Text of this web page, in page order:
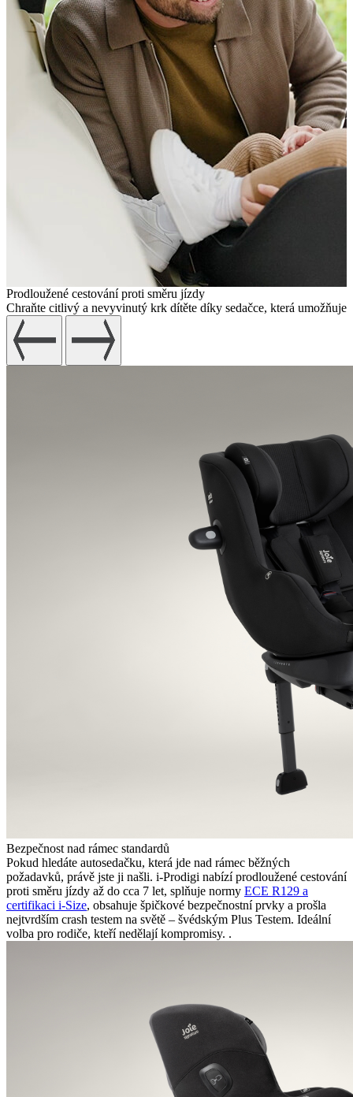
Prodloužené cestování proti směru jízdy
Chraňte citlivý a nevyvinutý krk dítěte díky sedačce, která
Bezpečnost nad rámec standardů
Pokud hledáte autosedačku, která jde nad rámec běžných
požadavků, právě jste ji našli. i-Prodigi nabízí prodloužené cestování
proti směru jízdy až do cca 7 let, splňuje normy ECE R129 a
certifikaci i-Size, obsahuje špičkové bezpečnostní prvky a prošla
nejtvrdším crash testem na světě – švédským Plus Testem. Ideální
volba pro rodiče, kteří nedělají kompromisy. .